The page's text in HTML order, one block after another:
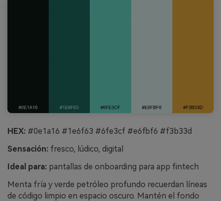
HEX: #0e1a16 #1e6f63 #6fe3cf #e6fbf6 #f3b33d
Sensación: fresco, lúdico, digital
Ideal para: pantallas de onboarding para app fintech
Menta fría y verde petróleo profundo recuerdan líneas
de código limpio en espacio oscuro. Mantén el fondo